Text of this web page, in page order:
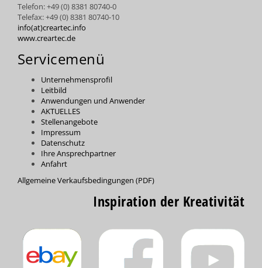
Telefon: +49 (0) 8381 80740-0
Telefax: +49 (0) 8381 80740-10
info(at)creartec.info
www.creartec.de
Servicemenü
Unternehmensprofil
Leitbild
Anwendungen und Anwender
AKTUELLES
Stellenangebote
Impressum
Datenschutz
Ihre Ansprechpartner
Anfahrt
Allgemeine Verkaufsbedingungen (PDF)
Inspiration der Kreativität